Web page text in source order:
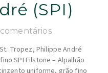
(SPI)
Tropez, Philippe André
SPI Filstone – Alpalhão